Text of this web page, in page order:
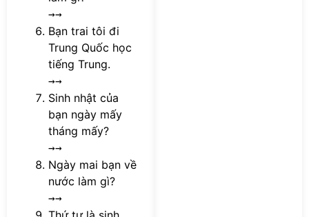
→→
Bạn trai tôi đi
Trung Quốc học
tiếng Trung.
→→
Sinh nhật của
bạn ngày mấy
tháng mấy?
→→
Ngày mai bạn về
nước làm gì?
→→